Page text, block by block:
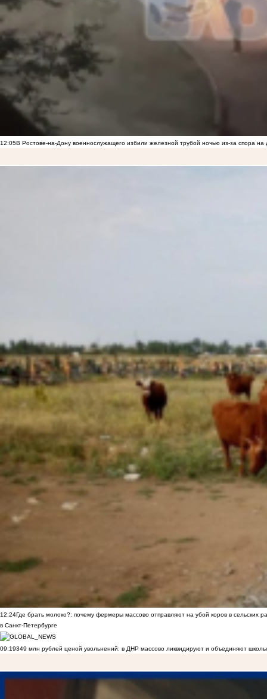
12:05В Ростове-на-Дону военнослужащего избили железной трубой ночью из-за спора на
12:24Где брать молоко?: почему фермеры массово отправляют на убой коров в сельских
в Санкт-Петербурге
09:19349 млн рублей ценой увольнений: в ДНР массово ликвидируют и объединяют